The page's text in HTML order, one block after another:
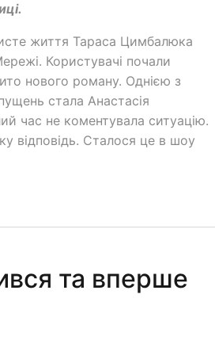
життя Тараса Цимбалюка
Користувачі почали
нового роману. Однією з
стала Анастасія
час не коментувала ситуацію.
відповідь. Сталося це в шоу
та вперше